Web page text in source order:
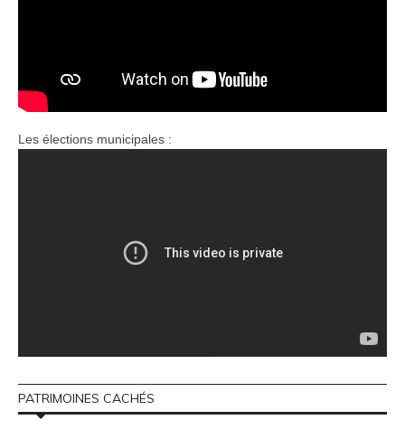
Les élections municipales :
PATRIMOINES CACHÉS